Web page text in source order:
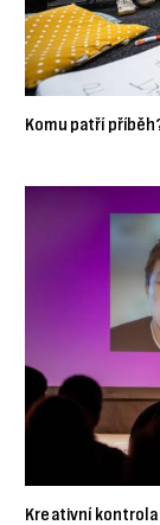
Komu patří
Kreativní kontrola